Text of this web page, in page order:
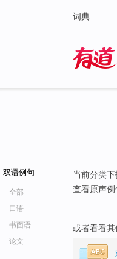
词典
双语例句
全部
口语
书面语
论文
当前分类
查看原声例
或者看看其